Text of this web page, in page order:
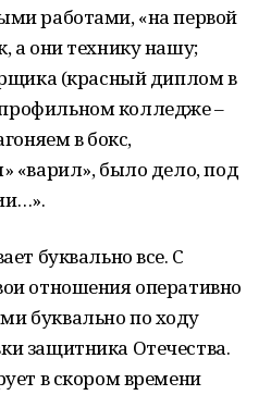
работами, «на первой
а они технику нашу;
(красный диплом в
колледже –
в бокс,
«варил», было дело, под
буквально все. С
отношения оперативно
буквально по ходу
защитника Отечества.
в скором времени